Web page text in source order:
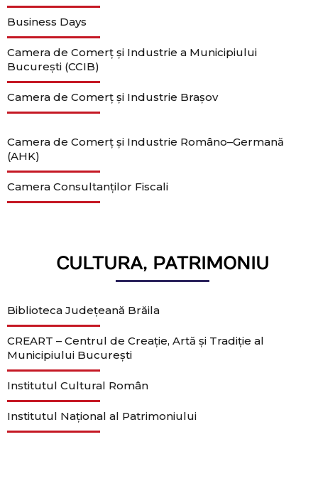
Business Days
Camera de Comerţ şi Industrie a Municipiului
Bucureşti (CCIB)
Camera de Comerț și Industrie Brașov
Camera de Comerț și Industrie Româno–Germană
(AHK)
Camera Consultanților Fiscali
CULTURA, PATRIMONIU
Biblioteca Județeană Brăila
CREART – Centrul de Creație, Artă și Tradiție al
Municipiului București
Institutul Cultural Român
Institutul Național al Patrimoniului